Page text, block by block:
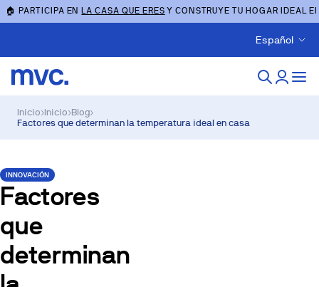
🏠 PARTICIPA ENLA CASA QUE ERES Y CONSTRUYE TU HOGAR IDEAL
Español
Inicio›Inicio›Blog›
Factores que determinan la temperatura ideal en casa
INNOVACIÓN
Factores
que
determinan